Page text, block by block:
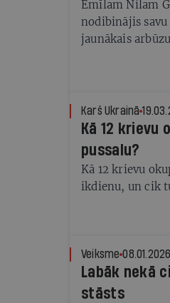
Emīlam Nilam
nodibinājis
jaunākais
Karš Ukrainā
Kā 12 krievu
pussalu?
Kā 12 krievu
ikdienu, un cik
Veiksme
Labāk nekā
stāsts